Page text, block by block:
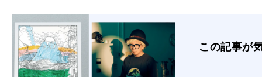
この記事が